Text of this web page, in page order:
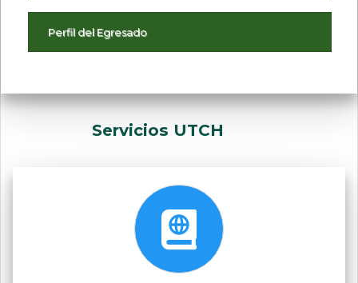
Perfil del Egresado
Servicios UTCH